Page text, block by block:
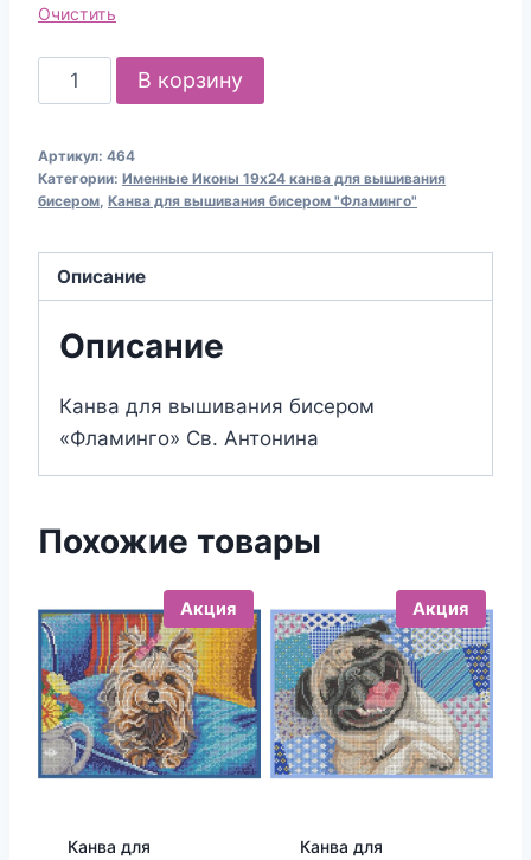
Очистить
Количество
товара
для
вышивания
Св.
(19х24)
В корзину
Артикул: 464
Категории: Именные Иконы 19х24 канва для вышивания
бисером Канва для вышивания бисером "Фламинго"
Описание
Описание
Канва для вышивания бисером
«Фламинго» Св. Антонина
Похожие товары
Акция
Канва для
Акция
Канва для